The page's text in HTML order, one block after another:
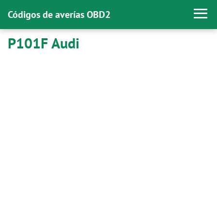
Códigos de averías OBD2
P101F Audi